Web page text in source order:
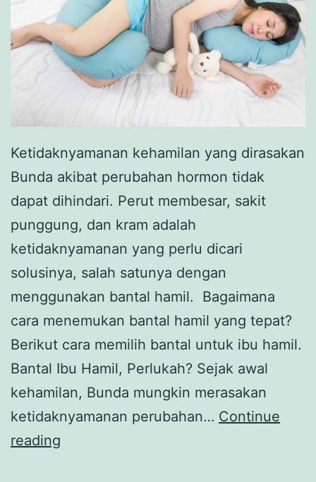
Ketidaknyamanan kehamilan yang dirasakan
Bunda akibat perubahan hormon tidak
dapat dihindari. Perut membesar, sakit
punggung, dan kram adalah
ketidaknyamanan yang perlu dicari
solusinya, salah satunya dengan
menggunakan bantal hamil. Bagaimana
cara menemukan bantal hamil yang tepat?
Berikut cara memilih bantal untuk ibu hamil.
Bantal Ibu Hamil, Perlukah? Sejak awal
kehamilan, Bunda mungkin merasakan
ketidaknyamanan perubahan… Continue
reading